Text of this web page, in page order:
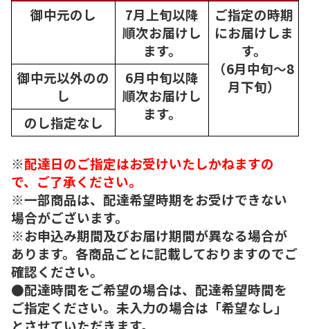
御中元のし
7月上旬以降
順次お届けし
ます。
ご指定の時期
にお届けしま
す。
（6月中旬～8
月下旬）
御中元以外のの
し
6月中旬以降
順次お届けし
ます。
のし指定なし
※配達日のご指定はお受けいたしかねますの
で、ご了承ください。
※一部商品は、配達希望時期をお受けできない
場合がございます。
※お申込み期間及びお届け期間が異なる場合が
あります。各商品ごとに記載しておりますのでご
確認ください。
●配達時間をご希望の場合は、配達希望時間を
ご指定ください。未入力の場合は「希望なし」
とさせていただきます。